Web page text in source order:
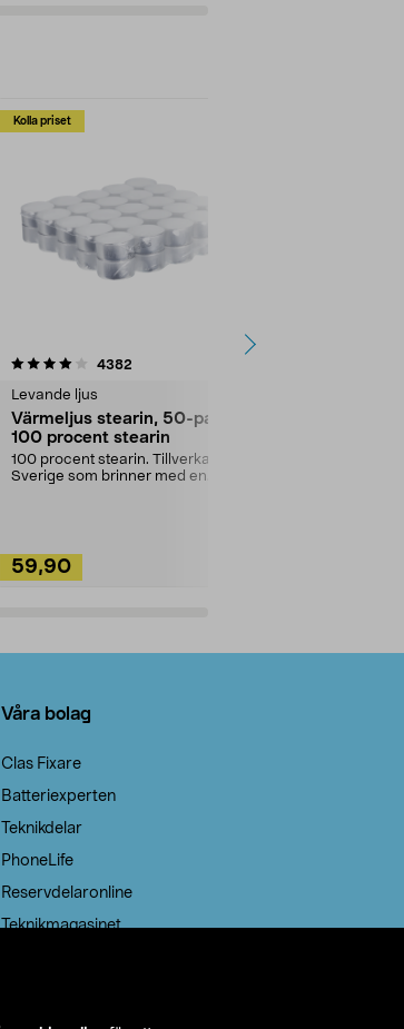
Kolla priset
4382
Levande ljus
Värmeljus stearin, 50-pack,
100 procent stearin
100 procent stearin. Tillverkade i
Sverige som brinner med en
59,90
4.5av 5 stjärnor
Våra bolag
Clas Fixare
Batteriexperten
Teknikdelar
PhoneLife
Reservdelaronline
Teknikmagasinet